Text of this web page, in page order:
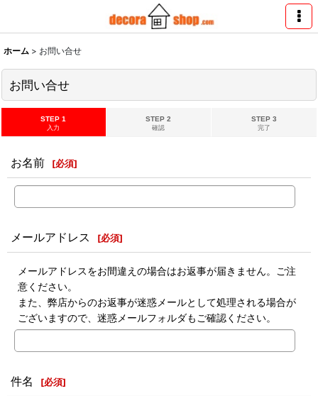
ホーム > お問い合せ
お問い合せ
STEP 1
入力
STEP 2
確認
STEP 3
完了
お名前 [必須]
メールアドレス [必須]
メールアドレスをお間違えの場合はお返事が届きません。ご注
意ください。
また、弊店からのお返事が迷惑メールとして処理される場合が
ございますので、迷惑メールフォルダもご確認ください。
件名 [必須]